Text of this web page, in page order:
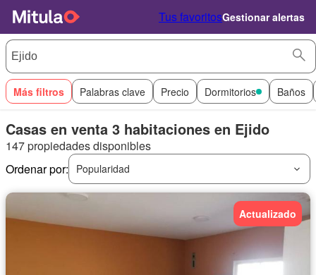
Tus favoritosGestionar alertas
Más filtros Palabras clave Precio Dormitorios Baños
Casas en venta 3 habitaciones en Ejido
147 propiedades disponibles
Ordenar por:
Popularidad
Actualizado